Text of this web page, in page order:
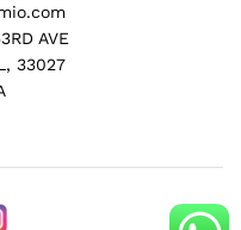
AVE
33027